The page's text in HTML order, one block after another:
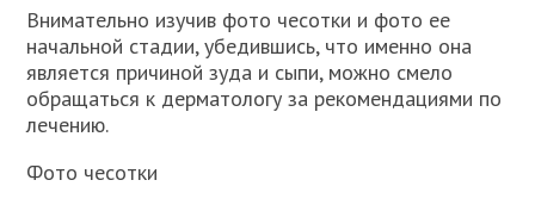
Внимательно изучив фото чесотки и фото ее
начальной стадии, убедившись, что именно она
является причиной зуда и сыпи, можно смело
обращаться к дерматологу за рекомендациями по
лечению.
Фото чесотки